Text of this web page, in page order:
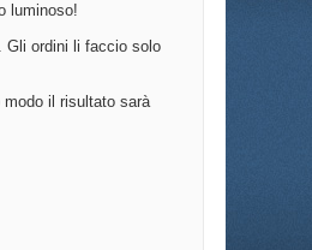
luminoso!
Gli ordini li faccio solo
il risultato sarà